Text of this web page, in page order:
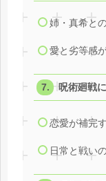
姉・真希と
愛と劣等感
呪術廻戦
恋愛が補完
日常と戦い